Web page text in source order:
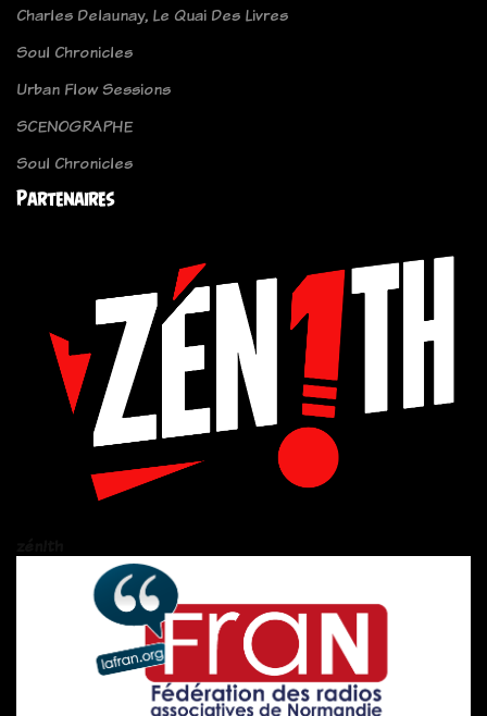
Charles Delaunay, Le Quai Des Livres
Soul Chronicles
Urban Flow Sessions
SCENOGRAPHE
Soul Chronicles
Partenaires